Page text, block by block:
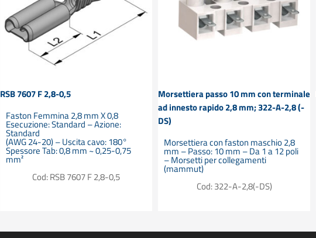
RSB 7607 F 2,8-0,5
Faston Femmina 2,8 mm X 0,8
Esecuzione: Standard – Azione:
Standard
(AWG 24-20) – Uscita cavo: 180°
Spessore Tab: 0,8 mm ~ 0,25-0,75
mm²
Cod: RSB 7607 F 2,8-0,5
Morsettiera passo 10 mm con terminale
ad innesto rapido 2,8 mm; 322-A-2,8 (-
DS)
Morsettiera con faston maschio 2,8
mm – Passo: 10 mm – Da 1 a 12 poli
– Morsetti per collegamenti
(mammut)
Cod: 322-A-2,8(-DS)